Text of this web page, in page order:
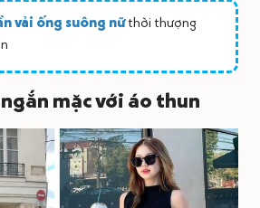
vải ống suông nữthời thượng
mặc với áo thun